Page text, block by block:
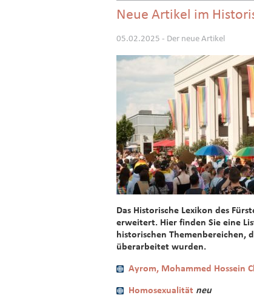
Neue Artikel im
05.02.2025 - Der neue Artikel
Das Historische Lexikon des
erweitert. Hier finden Sie eine
historischen Themenbereichen,
überarbeitet wurden.
Ayrom, Mohammed Hossein
Homosexualität neu